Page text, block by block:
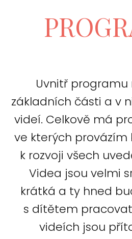
Uvnitř
základních části a v
videí. Celkově má
ve kterých provázím
k rozvoji všech
Videa jsou velmi
krátká a ty hned
s dítětem
videích jsou